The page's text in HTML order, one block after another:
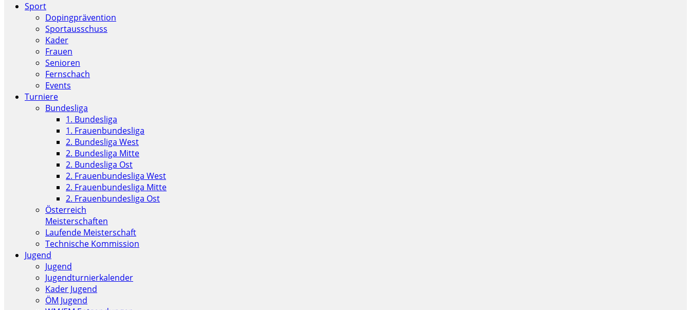
Sport
Dopingprävention
Sportausschuss
Kader
Frauen
Senioren
Fernschach
Events
Turniere
Bundesliga
1. Bundesliga
1. Frauenbundesliga
2. Bundesliga West
2. Bundesliga Mitte
2. Bundesliga Ost
2. Frauenbundesliga West
2. Frauenbundesliga Mitte
2. Frauenbundesliga Ost
Österreich
Meisterschaften
Laufende Meisterschaft
Technische Kommission
Jugend
Jugend
Jugendturnierkalender
Kader Jugend
ÖM Jugend